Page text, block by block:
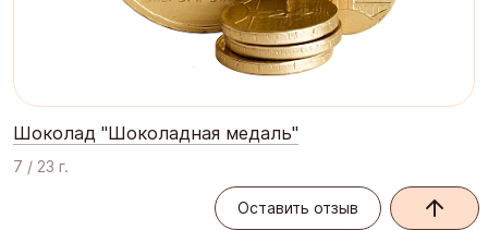
Шоколад "Шоколадная медаль"
7 / 23 г.
Оставить отзыв